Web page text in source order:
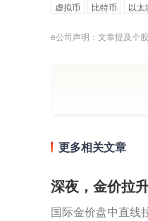
虚拟币 比特币 以太
e公司声明：文章提及个
更多相关文章
深夜，金价拉
国际金价盘中直线